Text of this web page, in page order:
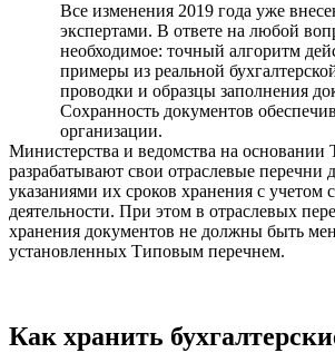
Все изменения 2019 года уже
экспертами. В ответе на любой
необходимое: точный алгоритм
примеры из реальной
проводки и образцы заполнения
Сохранность документов
организации.
Министерства и ведомства на основании
разрабатывают свои отраслевые перечни
указаниями их сроков хранения с учетом
деятельности. При этом в отраслевых
хранения документов не должны быть
установленных Типовым перечнем.
Как хранить